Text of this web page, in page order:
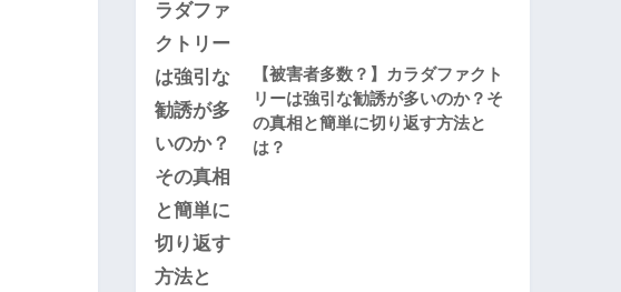
【被害者多数？】カラダファクト
リーは強引な勧誘が多いのか？そ
の真相と簡単に切り返す方法と
は？